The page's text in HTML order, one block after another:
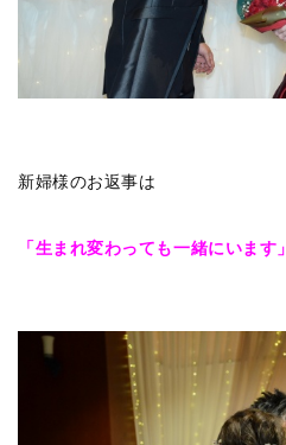
新婦様のお返事は
「生まれ変わっても一緒にいます」